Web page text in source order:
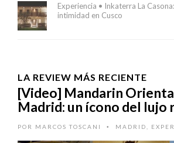
Experiencia • Inkaterra La
intimidad en Cusco
LA REVIEW MÁS RECIENTE
[Video] Mandarin
Madrid: un ícono del lujo
POR MARCOS TOSCANI • MADRID